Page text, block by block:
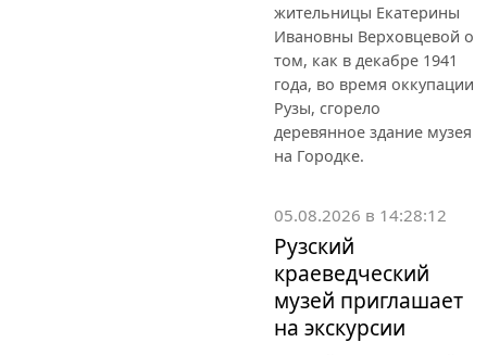
жительницы Екатерины
Ивановны Верховцевой о
том, как в декабре 1941
года, во время оккупации
Рузы, сгорело
деревянное здание музея
на Городке.
05.08.2026 в 14:28:12
Рузский
краеведческий
музей приглашает
на экскурсии